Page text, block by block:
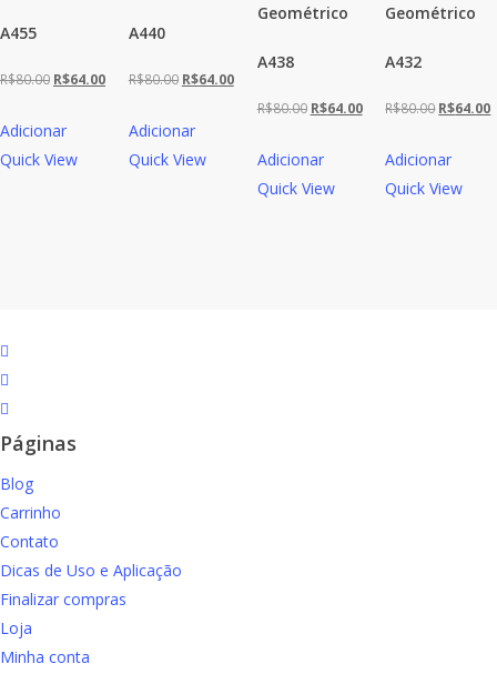
A455
R$80.00 O
original
era:
R$64.00O
atual
Adicionar
Quick View
A440
R$80.00 O
original
era:
R$64.00O
preço
R$64.00.
Adicionar
Quick View
Geométrico
A438
R$80.00 O
original
era:
R$64.00O
atual
Adicionar
Quick View
Geométrico
A432
R$80.00 O
original
era:
R$64.00
Adicionar
Quick View
facebook
instagram
email
Páginas
Blog
Carrinho
Contato
Dicas de Uso e Aplicação
Finalizar compras
Loja
Minha conta